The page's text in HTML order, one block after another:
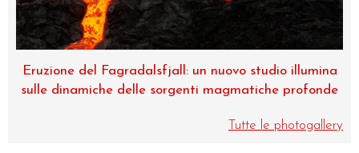
illumina
profonde
Museo di Zoologia, una perla
Catania
Tutte le photogallery